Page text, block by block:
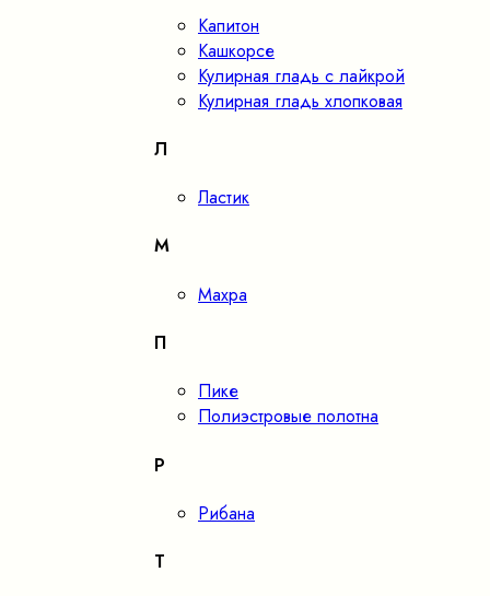
Капитон
Кашкорсе
Кулирная гладь с лайкрой
Кулирная гладь хлопковая
Л
Ластик
М
Махра
П
Пике
Полиэстровые полотна
Р
Рибана
Т